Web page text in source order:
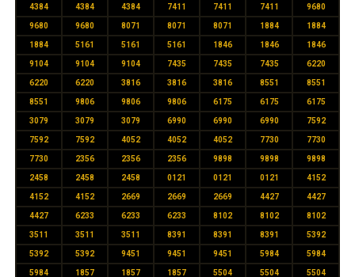
4384 4384 4384 7411 7411 7411 9680
9680 9680 8071 8071 8071 1884 1884
1884 5161 5161 5161 1846 1846 1846
9104 9104 9104 7435 7435 7435 6220
6220 6220 3816 3816 3816 8551 8551
8551 9806 9806 9806 6175 6175 6175
3079 3079 3079 6990 6990 6990 7592
7592 7592 4052 4052 4052 7730 7730
7730 2356 2356 2356 9898 9898 9898
2458 2458 2458 0121 0121 0121 4152
4152 4152 2669 2669 2669 4427 4427
4427 6233 6233 6233 8102 8102 8102
3511 3511 3511 8391 8391 8391 5392
5392 5392 9451 9451 9451 5984 5984
5984 1857 1857 1857 5504 5504 5504